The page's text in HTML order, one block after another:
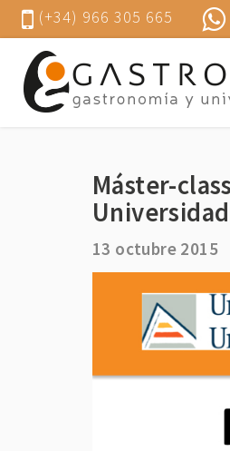
(+34) 966 305 665
Máster-
13 octubre 2015